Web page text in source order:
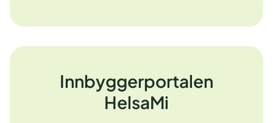
Innbyggerportalen
HelsaMi